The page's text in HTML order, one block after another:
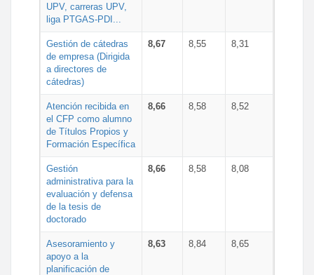
UPV, carreras UPV,
liga PTGAS-PDI...
Gestión de cátedras
de empresa (Dirigida
a directores de
cátedras)
8,67 8,55 8,31
Atención recibida en
el CFP como alumno
de Títulos Propios y
Formación Específica
8,66 8,58 8,52
Gestión
administrativa para la
evaluación y defensa
de la tesis de
doctorado
8,66 8,58 8,08
Asesoramiento y
apoyo a la
planificación de
8,63 8,84 8,65